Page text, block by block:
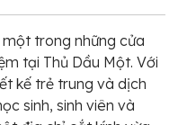
trong những cửa
tại Thủ Dầu Một. Với
kế trẻ trung và dịch
sinh, sinh viên và